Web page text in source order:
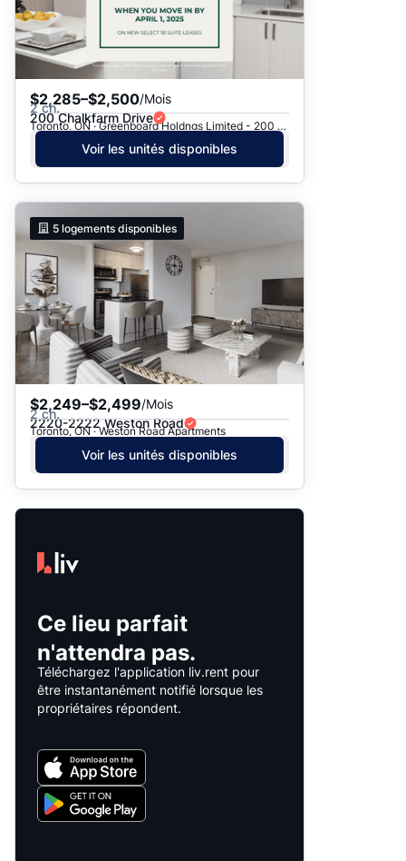
$2,285–$2,500/Mois
2 ch.
200 Chalkfarm Drive
Toronto, ON · Greenboard Holdngs Limited - 200 Chalkfarm Dr.
Voir les unités disponibles
5 logements disponibles
$2,249–$2,499/Mois
2 ch.
2220-2222 Weston Road
Toronto, ON · Weston Road Apartments
Voir les unités disponibles
Ce lieu parfait
n'attendra pas.
Téléchargez l'application liv.rent pour
être instantanément notifié lorsque les
propriétaires répondent.